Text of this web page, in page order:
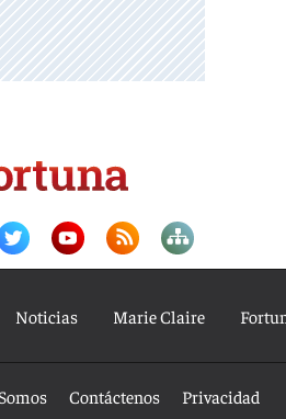
Noticias Marie Claire
Contáctenos
Privacidad